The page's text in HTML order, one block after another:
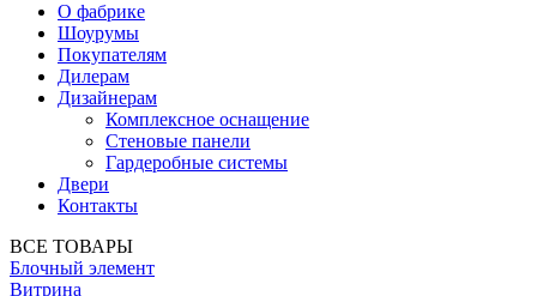
О фабрике
Шоурумы
Покупателям
Дилерам
Дизайнерам
Комплексное оснащение
Стеновые панели
Гардеробные системы
Двери
Контакты
ВСЕ ТОВАРЫ
Блочный элемент
Витрина